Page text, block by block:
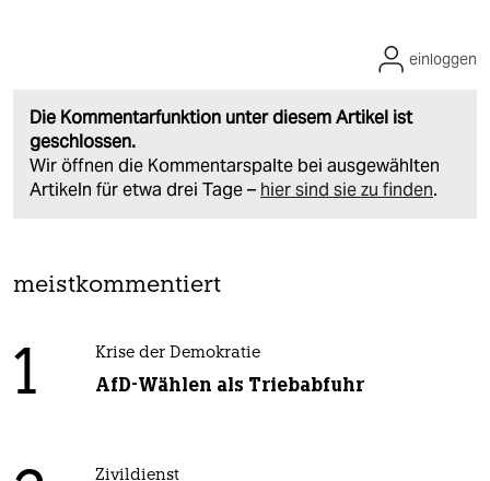
Die Kommentarfunktion unter diesem Artikel ist
geschlossen.
Wir öffnen die Kommentarspalte bei ausgewählten
Artikeln für etwa drei Tage – hier sind sie zu finden.
einloggen
meistkommentiert
1 Krise der Demokratie
AfD-Wählen als Triebabfuhr
Zivildienst